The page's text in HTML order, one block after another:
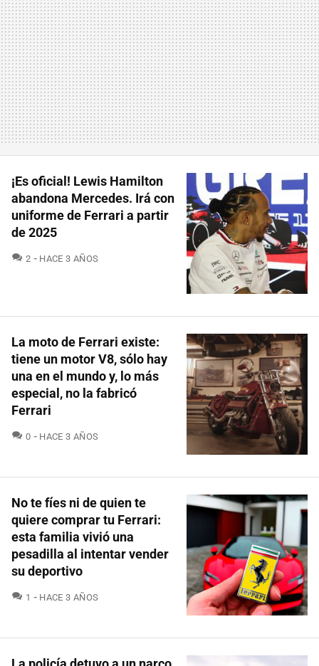
¡Es oficial! Lewis Hamilton
abandona Mercedes. Irá con
uniforme de Ferrari a partir
de 2025
2 COMENTARIOS
HACE 3 AÑOS
La moto de Ferrari existe:
tiene un motor V8, sólo hay
una en el mundo y, lo más
especial, no la fabricó
Ferrari
0 COMENTARIOS
HACE 3 AÑOS
No te fíes ni de quien te
quiere comprar tu Ferrari:
esta familia vivió una
pesadilla al intentar vender
su deportivo
1 COMENTARIOS
HACE 3 AÑOS